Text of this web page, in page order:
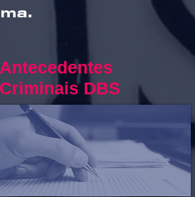
Antecedentes
Criminais DBS